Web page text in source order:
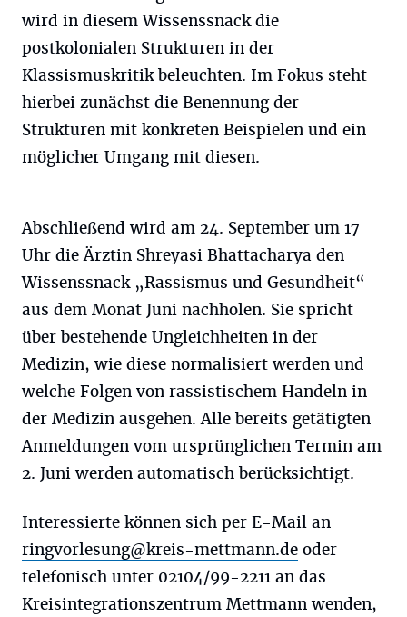
wird in diesem Wissenssnack die
postkolonialen Strukturen in der
Klassismuskritik beleuchten. Im Fokus steht
hierbei zunächst die Benennung der
Strukturen mit konkreten Beispielen und ein
möglicher Umgang mit diesen.
Abschließend wird am 24. September um 17
Uhr die Ärztin Shreyasi Bhattacharya den
Wissenssnack „Rassismus und Gesundheit“
aus dem Monat Juni nachholen. Sie spricht
über bestehende Ungleichheiten in der
Medizin, wie diese normalisiert werden und
welche Folgen von rassistischem Handeln in
der Medizin ausgehen. Alle bereits getätigten
Anmeldungen vom ursprünglichen Termin am
2. Juni werden automatisch berücksichtigt.
Interessierte können sich per E-Mail an
ringvorlesung@kreis-mettmann.de oder
telefonisch unter 02104/99-2211 an das
Kreisintegrationszentrum Mettmann wenden,